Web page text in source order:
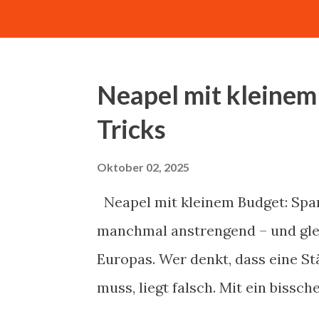
wissenschaftlichen,
Entstehung der Pizza lässt sich
zurückverfolgen, als griechische
Jahrhundert. Entscheidende
Neapel mit
Tricks
Oktober 02, 2025
Neapel mit kleinem Budget:
manchmal anstrengend – und
Europas. Wer denkt, dass eine
muss, liegt falsch. Mit ein